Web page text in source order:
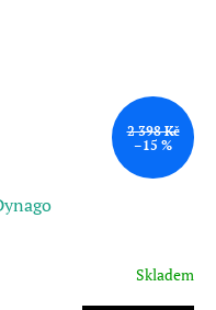
2 398 Kč
–15 %
Skladem